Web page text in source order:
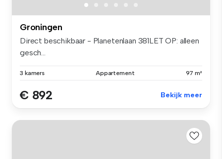
Groningen
Direct beschikbaar - Planetenlaan 381LET OP: alleen
gesch...
3 kamers Appartement 97 m²
€ 892 Bekijk meer